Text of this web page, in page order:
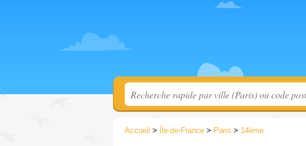
Accueil > Île-de-France > Paris > 14ème